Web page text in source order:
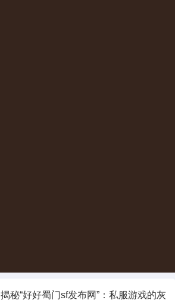
揭秘“好好蜀门sf发布网”：私服游戏的灰